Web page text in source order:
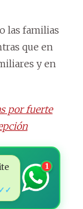
las familias
que en
y en
por fuerte
✓✓
1